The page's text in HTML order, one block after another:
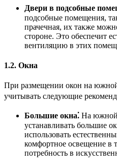
Двери в подсобные
подсобные помещения,
прачечная, их также
стороне. Это обеспечит
вентиляцию в этих
1.2. Окна
При размещении окон на южной
учитывать следующие
Большие окна⁚ На южной
устанавливать большие
использовать
комфортное освещение в
потребность в